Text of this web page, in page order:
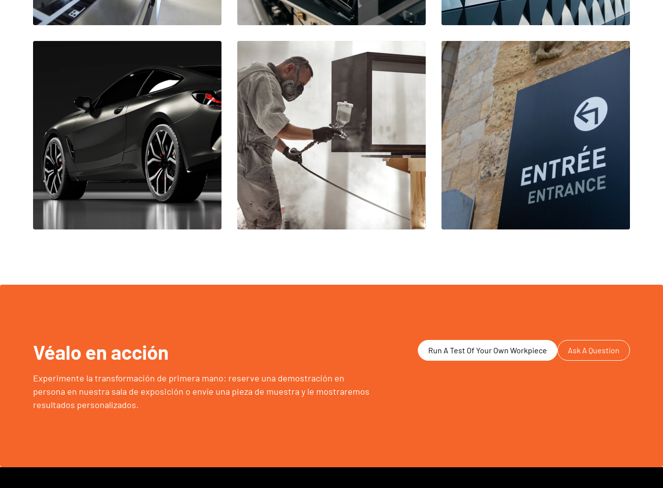
Véalo en acción
Experimente la transformación de primera mano: reserve una demostración en
persona en nuestra sala de exposición o envíe una pieza de muestra y le mostraremos
resultados personalizados.
Run A Test Of Your Own Workpiece Ask A Question